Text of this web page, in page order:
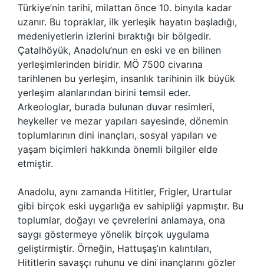
Türkiye’nin tarihi, milattan önce 10. binyıla kadar
uzanır. Bu topraklar, ilk yerleşik hayatın başladığı,
medeniyetlerin izlerini bıraktığı bir bölgedir.
Çatalhöyük, Anadolu’nun en eski ve en bilinen
yerleşimlerinden biridir. MÖ 7500 civarına
tarihlenen bu yerleşim, insanlık tarihinin ilk büyük
yerleşim alanlarından birini temsil eder.
Arkeologlar, burada bulunan duvar resimleri,
heykeller ve mezar yapıları sayesinde, dönemin
toplumlarının dini inançları, sosyal yapıları ve
yaşam biçimleri hakkında önemli bilgiler elde
etmiştir.
Anadolu, aynı zamanda Hititler, Frigler, Urartular
gibi birçok eski uygarlığa ev sahipliği yapmıştır. Bu
toplumlar, doğayı ve çevrelerini anlamaya, ona
saygı göstermeye yönelik birçok uygulama
geliştirmiştir. Örneğin, Hattuşaş’ın kalıntıları,
Hititlerin savaşçı ruhunu ve dini inançlarını gözler